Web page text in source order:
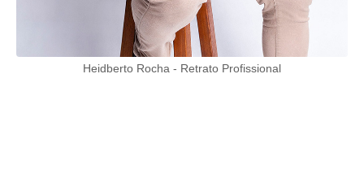
Heidberto Rocha - Retrato Profissional